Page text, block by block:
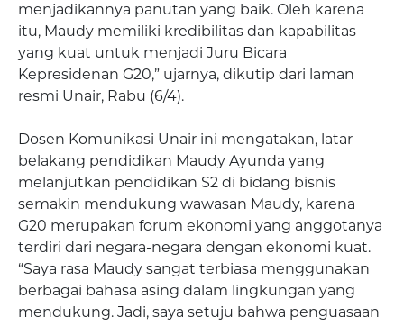
menjadikannya panutan yang baik. Oleh karena
itu, Maudy memiliki kredibilitas dan kapabilitas
yang kuat untuk menjadi Juru Bicara
Kepresidenan G20,” ujarnya, dikutip dari laman
resmi Unair, Rabu (6/4).
Dosen Komunikasi Unair ini mengatakan, latar
belakang pendidikan Maudy Ayunda yang
melanjutkan pendidikan S2 di bidang bisnis
semakin mendukung wawasan Maudy, karena
G20 merupakan forum ekonomi yang anggotanya
terdiri dari negara-negara dengan ekonomi kuat.
“Saya rasa Maudy sangat terbiasa menggunakan
berbagai bahasa asing dalam lingkungan yang
mendukung. Jadi, saya setuju bahwa penguasaan